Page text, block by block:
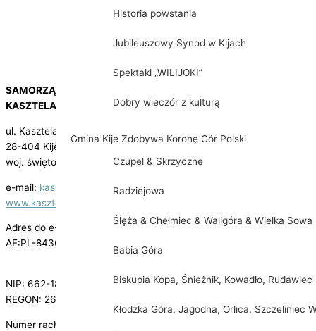
Historia powstania
Jubileuszowy Synod w Kijach
Spektakl „WILIJOKI”
Dobry wieczór z kulturą
Gmina Kije Zdobywa Koronę Gór Polski
Czupel & Skrzyczne
Radziejowa
Ślęża & Chełmiec & Waligóra & Wielka Sowa
Babia Góra
Biskupia Kopa, Śnieżnik, Kowadło, Rudawiec
Kłodzka Góra, Jagodna, Orlica, Szczeliniec
SAMORZĄDOWA INSTYTUCJA KULTURY
KASZTELANIA W KIJACH
ul. Kasztelańska 3
28-404 Kije
woj. świętokrzyskie
e-mail: kasztelania@kije.pl
www.kasztelania.kije.pl
Adres do e-Doręczeń
AE:PL-84364-49949-CIDHT-29
NIP: 662-18-17-522
REGON: 260610688
Numer rachunku bankowego: